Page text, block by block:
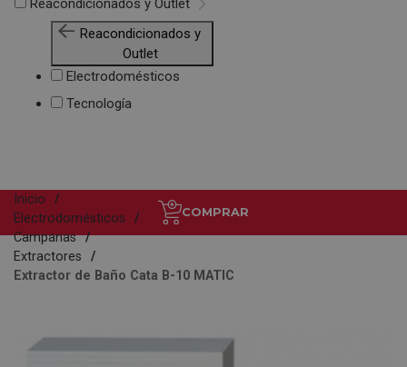
Reacondicionados y Outlet
Reacondicionados y
Outlet
Electrodomésticos
Tecnología
COMPRAR
Inicio
Electrodomésticos
Campanas
Extractores
Extractor de Baño Cata B-10 MATIC